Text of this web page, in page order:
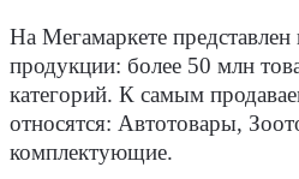
На Мегамаркете
продукции: более 50 млн
категорий. К самым
относятся: Автотовары,
комплектующие.